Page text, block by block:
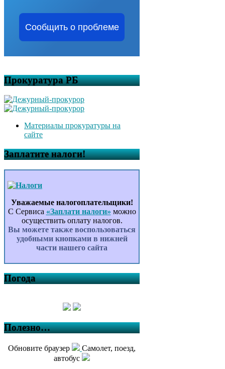
Сообщить о проблеме
Прокуратура РБ
Материалы прокуратуры на
сайте
Заплатите налоги!
Уважаемые налогоплательщики!
С Сервиса «Заплати налоги» можно
осуществить оплату налогов.
Вы можете также воспользоваться
удобными кнопками в нижней
части нашего сайта
Погода
Полезно…
Обновите браузер
Самолет, поезд,
автобус